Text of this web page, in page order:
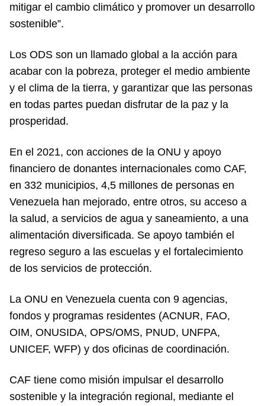
mitigar el cambio climático y promover un desarrollo
sostenible”.
Los ODS son un llamado global a la acción para
acabar con la pobreza, proteger el medio ambiente
y el clima de la tierra, y garantizar que las personas
en todas partes puedan disfrutar de la paz y la
prosperidad.
En el 2021, con acciones de la ONU y apoyo
financiero de donantes internacionales como CAF,
en 332 municipios, 4,5 millones de personas en
Venezuela han mejorado, entre otros, su acceso a
la salud, a servicios de agua y saneamiento, a una
alimentación diversificada. Se apoyo también el
regreso seguro a las escuelas y el fortalecimiento
de los servicios de protección.
La ONU en Venezuela cuenta con 9 agencias,
fondos y programas residentes (ACNUR, FAO,
OIM, ONUSIDA, OPS/OMS, PNUD, UNFPA,
UNICEF, WFP) y dos oficinas de coordinación.
CAF tiene como misión impulsar el desarrollo
sostenible y la integración regional, mediante el